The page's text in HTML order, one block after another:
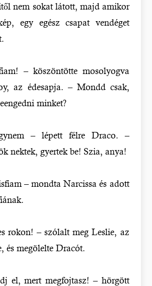
nem sokat látott, majd amikor
egy egész csapat vendéget
– köszöntötte mosolyogva
az édesapja. – Mondd csak,
minket?
– lépett félre Draco. –
nektek, gyertek be! Szia, anya!
– mondta Narcissa és adott
rokon! – szólalt meg Leslie, az
és megölelte Dracót.
el, mert megfojtasz! – hörgött